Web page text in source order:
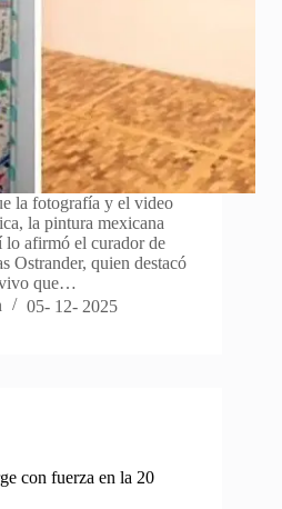
la fotografía y el video
la pintura mexicana
afirmó el curador de
Ostrander, quien destacó
vivo que…
05- 12- 2025
con fuerza en la 20